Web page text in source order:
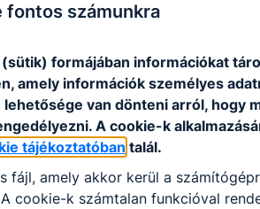
fontos számunkra
(sütik) formájában információkat
amely információk személyes
van dönteni arról, hogy
A cookie-k
tájékoztatóban talál.
fájl, amely akkor kerül a
cookie-k számtalan funkcióval